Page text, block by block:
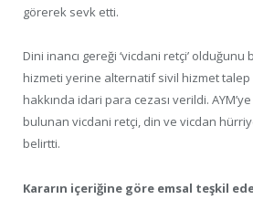
görerek sevk etti.
Dini inancı gereği ‘vicdani retçi’
hizmeti yerine alternatif sivil hizmet
hakkında idari para cezası verildi.
bulunan vicdani retçi, din ve vicdan
belirtti.
Kararın içeriğine göre emsal teşkil